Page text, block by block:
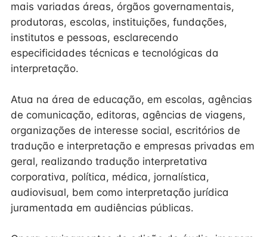
mais variadas áreas, órgãos governamentais,
produtoras, escolas, instituições, fundações,
institutos e pessoas, esclarecendo
especificidades técnicas e tecnológicas da
interpretação.
Atua na área de educação, em escolas, agências
de comunicação, editoras, agências de viagens,
organizações de interesse social, escritórios de
tradução e interpretação e empresas privadas em
geral, realizando tradução interpretativa
corporativa, política, médica, jornalística,
audiovisual, bem como interpretação jurídica
juramentada em audiências públicas.